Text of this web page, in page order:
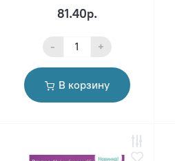
81.40р.
- +
В корзину